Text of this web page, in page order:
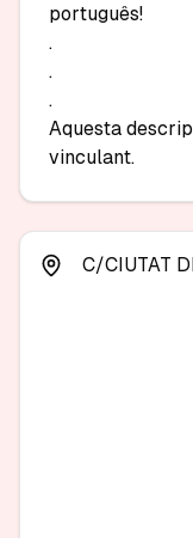
português!
.
.
.
Aquesta
vinculant.
C/CIUTAT